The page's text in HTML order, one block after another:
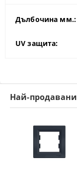
Дълбочина мм.:
UV защита:
Най-продавани